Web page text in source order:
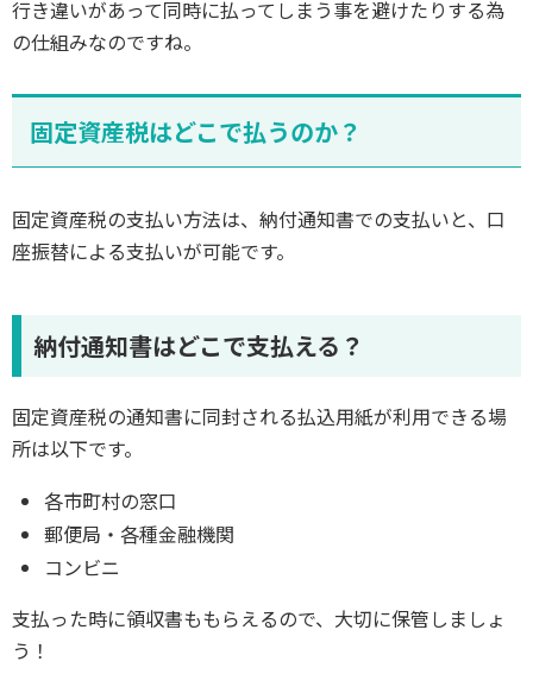
行き違いがあって同時に払ってしまう事を避けたりする為
の仕組みなのですね。
固定資産税はどこで払うのか？
固定資産税の支払い方法は、納付通知書での支払いと、口
座振替による支払いが可能です。
納付通知書はどこで支払える？
固定資産税の通知書に同封される払込用紙が利用できる場
所は以下です。
各市町村の窓口
郵便局・各種金融機関
コンビニ
支払った時に領収書ももらえるので、大切に保管しましょ
う！